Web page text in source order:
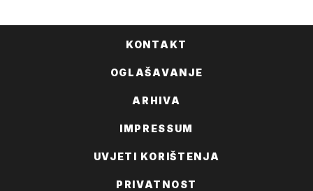
KONTAKT
OGLAŠAVANJE
ARHIVA
IMPRESSUM
UVJETI KORIŠTENJA
PRIVATNOST